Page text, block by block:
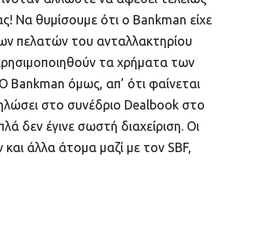
Να θυμίσουμε ότι ο Bankman είχε
πελατών του ανταλλακτηρίου
τα χρήματα των
όμως, απ’ ότι φαίνεται
στο συνέδριο Dealbook στο
δεν έγινε σωστή διαχείριση. Οι
άλλα άτομα μαζί με τον SBF,